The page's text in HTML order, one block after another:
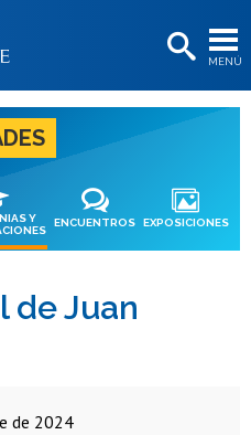
MENÚ
os
os
os
Y
ENCUENTROS EXPOSICIONES
de Juan
de 2024